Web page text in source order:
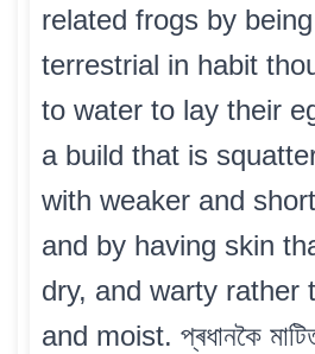
related frogs by
terrestrial in habit
to water to lay their
a build that is
with weaker and
and by having skin
dry, and warty rather
and moist. প্ৰধানকৈ